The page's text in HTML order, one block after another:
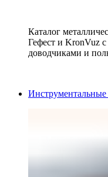
Каталог
Гефест и KronVuz
доводчиками и